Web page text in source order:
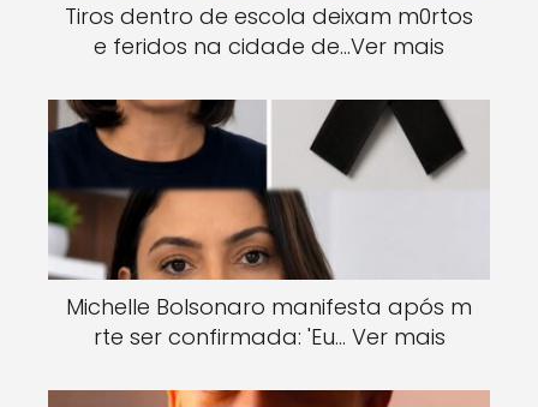
Tiros dentro de escola deixam m0rtos
e feridos na cidade de…Ver mais
Michelle Bolsonaro manifesta após m
rte ser confirmada: 'Eu… Ver mais